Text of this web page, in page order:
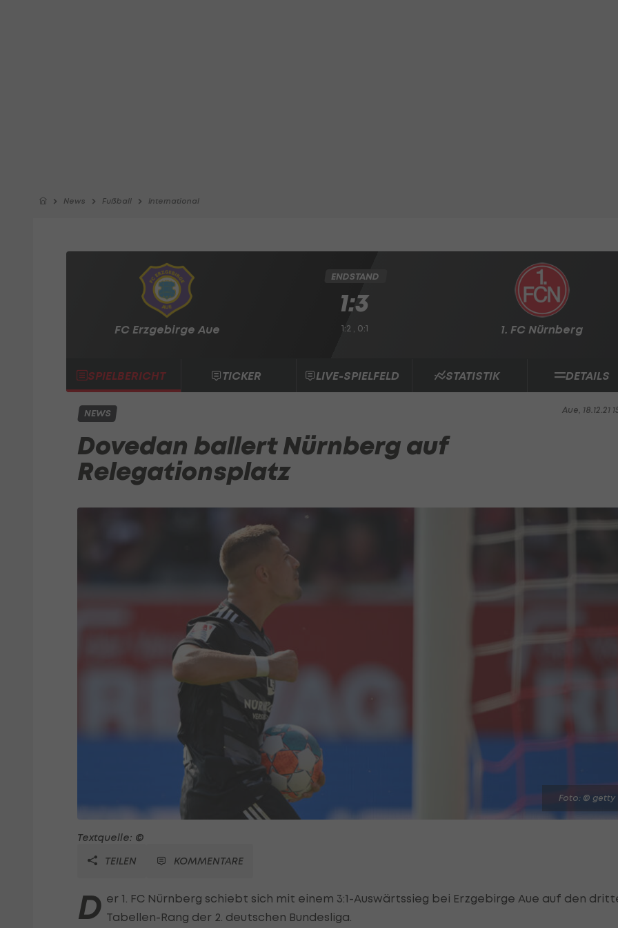
News Fußball International
FC Erzgebirge Aue 1. FC Nürnberg
ENDSTAND
1:3
1:2 , 0:1
SPIELBERICHT TICKER LIVE-SPIELFELD STATISTIK DETAILS
Aue, 18.12.21
NEWS
Dovedan ballert Nürnberg auf
Relegationsplatz
Foto: © getty
Textquelle: ©
TEILEN
KOMMENTARE
D er 1. FC Nürnberg schiebt sich mit einem 3:1-Auswärtssieg bei Erzgebirge Aue auf den
Tabellen-Rang der 2. deutschen Bundesliga.